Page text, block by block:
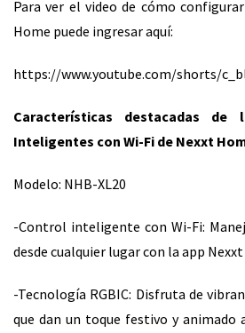
Para ver el video de cómo
Home puede ingresar aquí:
https://www.youtube.com/shorts/
Características destacadas de
Inteligentes con Wi-Fi de Nexxt
Modelo: NHB-XL20
-Control inteligente con Wi-Fi:
desde cualquier lugar con la app
-Tecnología RGBIC: Disfruta de
que dan un toque festivo y animado